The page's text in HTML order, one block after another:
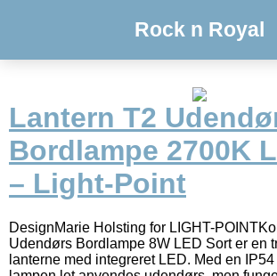
Rock n Royal
Lantern T2
Bordlampe 2700K
– Light-Point
DesignMarie Holsting for LIGHT-
Udendørs Bordlampe 8W LED Sort er en
lanterne med integreret LED. Med en